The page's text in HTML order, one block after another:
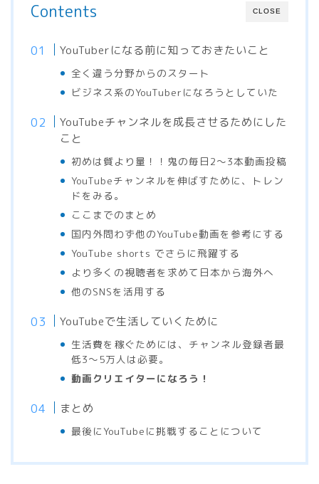
CLOSE
Contents
YouTuberになる前に知っておきたいこと
全く違う分野からのスタート
ビジネス系のYouTuberになろうとしていた
YouTubeチャンネルを成長させるためにした
こと
初めは質より量！！鬼の毎日2〜3本動画投稿
YouTubeチャンネルを伸ばすために、トレン
ドをみる。
ここまでのまとめ
国内外問わず他のYouTube動画を参考にする
YouTube shorts でさらに飛躍する
より多くの視聴者を求めて日本から海外へ
他のSNSを活用する
YouTubeで生活していくために
生活費を稼ぐためには、チャンネル登録者最
低3〜5万人は必要。
動画クリエイターになろう！
まとめ
最後にYouTubeに挑戦することについて